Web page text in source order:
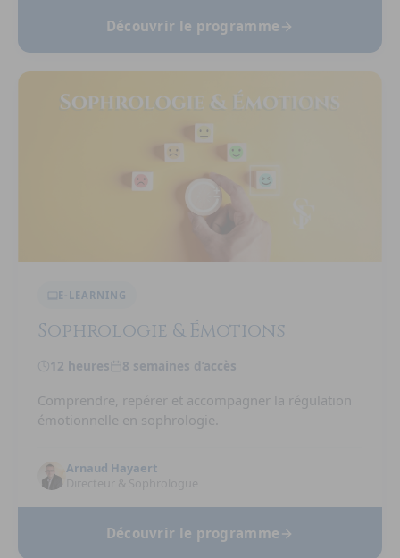
Découvrir le programme
E-LEARNING
Sophrologie & Émotions
12 heures 8 semaines d’accès
Comprendre, repérer et accompagner la régulation
émotionnelle en sophrologie.
Arnaud Hayaert
Découvrir le programme